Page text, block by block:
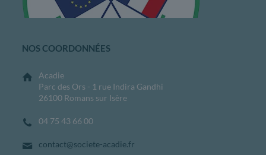
NOS COORDONNÉES
Acadie
Parc des Ors - 1 rue Indira Gandhi
26100 Romans sur Isère
04 75 43 66 00
contact@societe-acadie.fr